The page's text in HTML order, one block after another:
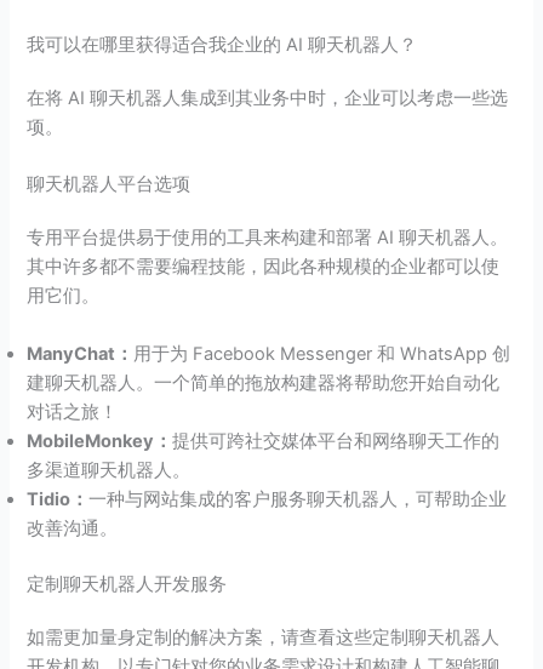
我可以在哪里获得适合我企业的 AI 聊天机器人？
在将 AI 聊天机器人集成到其业务中时，企业可以考虑一些选
项。
聊天机器人平台选项
专用平台提供易于使用的工具来构建和部署 AI 聊天机器人。
其中许多都不需要编程技能，因此各种规模的企业都可以使
用它们。
ManyChat： 用于为 Facebook Messenger 和 WhatsApp 创
建聊天机器人。一个简单的拖放构建器将帮助您开始自动化
对话之旅！
MobileMonkey：提供可跨社交媒体平台和网络聊天工作的
多渠道聊天机器人。
Tidio：一种与网站集成的客户服务聊天机器人，可帮助企业
改善沟通。
定制聊天机器人开发服务
如需更加量身定制的解决方案，请查看这些定制聊天机器人